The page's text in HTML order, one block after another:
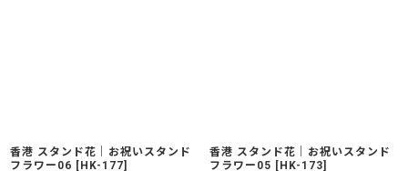
香港 スタンド花｜お祝いスタンド
フラワー06 [ HK-177]
香港 スタンド花｜お祝いスタンド
フラワー05 [ HK-173]